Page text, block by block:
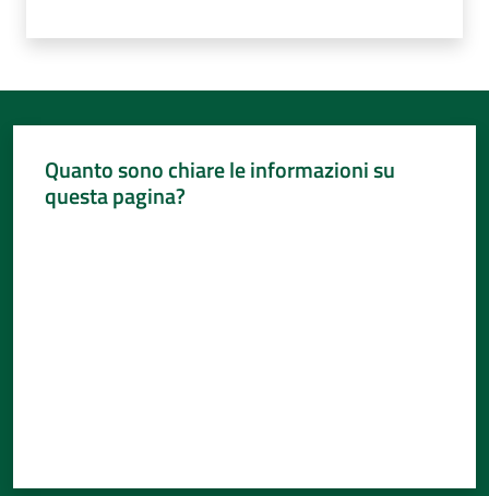
Quanto sono chiare le informazioni su
questa pagina?